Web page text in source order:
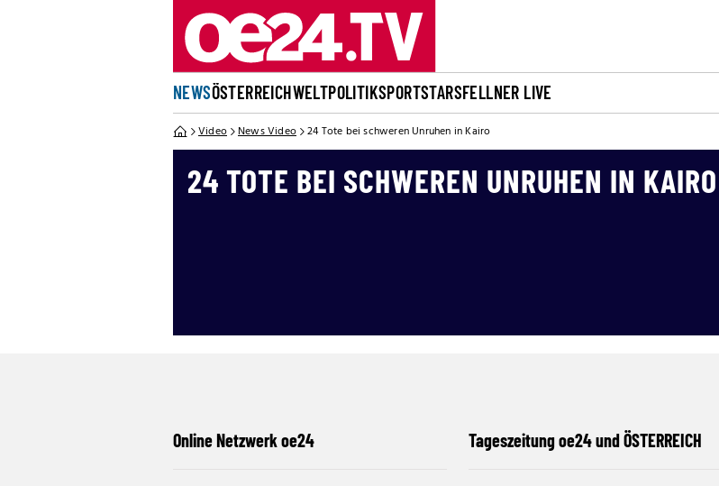
NEWSÖSTERREICHWELTPOLITIKSPORTSTARSFELLNER LIVE
Video News Video 24 Tote bei schweren Unruhen in Kairo
24 TOTE BEI SCHWEREN UNRUHEN IN KAIRO
Online Netzwerk oe24 Tageszeitung oe24 und ÖSTERREICH